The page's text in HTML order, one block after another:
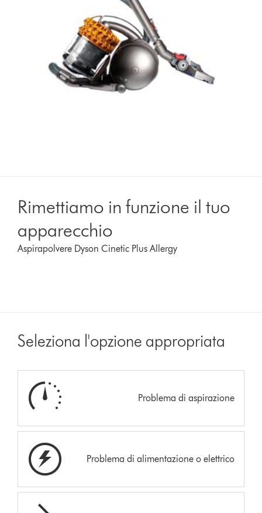
Rimettiamo in funzione il tuo
apparecchio
Aspirapolvere Dyson Cinetic Plus Allergy
Seleziona l'opzione appropriata
Problema di aspirazione
Problema di alimentazione o elettrico